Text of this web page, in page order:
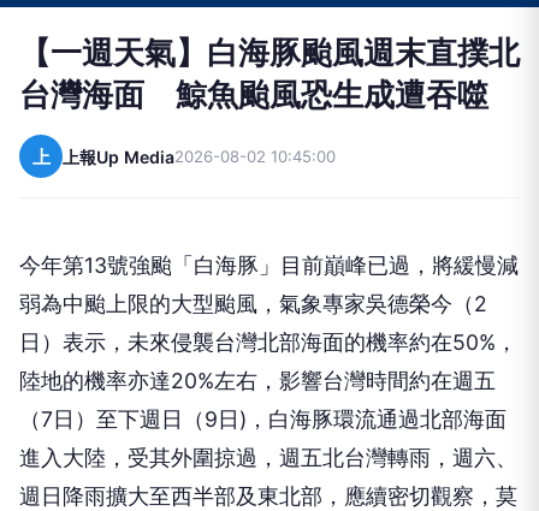
【一週天氣】白海豚颱風週末直撲北
台灣海面 鯨魚颱風恐生成遭吞噬
上 上報Up Media2026-08-02 10:45:00
今年第13號強颱「白海豚」目前巔峰已過，將緩慢減
弱為中颱上限的大型颱風，氣象專家吳德榮今（2
日）表示，未來侵襲台灣北部海面的機率約在50%，
陸地的機率亦達20%左右，影響台灣時間約在週五
（7日）至下週日（9日)，白海豚環流通過北部海面
進入大陸，受其外圍掠過，週五北台灣轉雨，週六、
週日降雨擴大至西半部及東北部，應續密切觀察，莫